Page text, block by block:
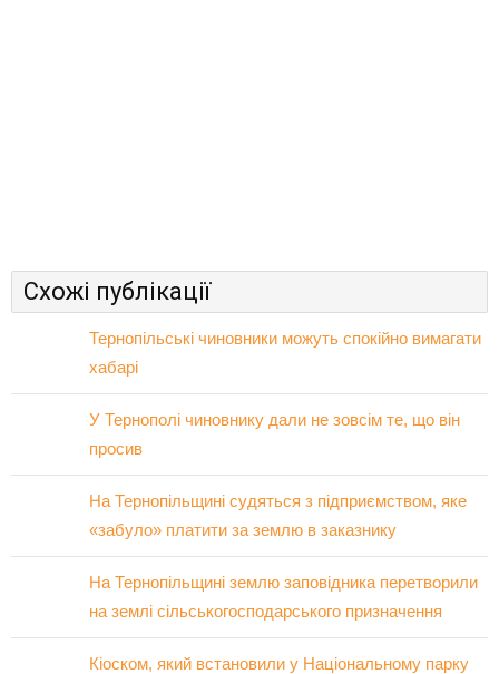
Схожі публікації
Тернопільські чиновники можуть спокійно вимагати
хабарі
У Тернополі чиновнику дали не зовсім те, що він
просив
На Тернопільщині судяться з підприємством, яке
«забуло» платити за землю в заказнику
На Тернопільщині землю заповідника перетворили
на землі сільськогосподарського призначення
Кіоском, який встановили у Національному парку